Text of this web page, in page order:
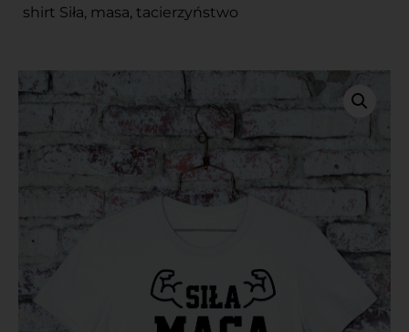
shirt Siła, masa, tacierzyństwo